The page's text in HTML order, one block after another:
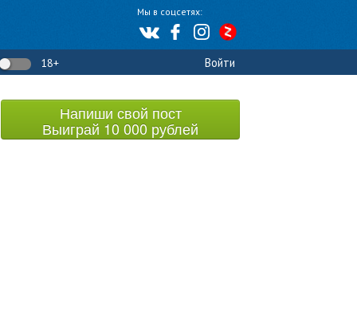
Мы в соцсетях:
18+ Войти
Напиши свой пост
Выиграй 10 000 рублей